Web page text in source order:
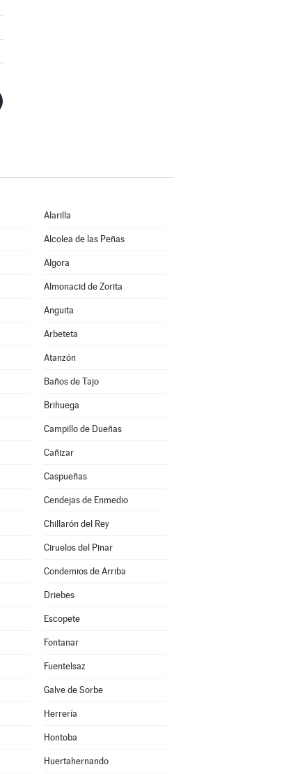
Alarilla
Alcolea de las Peñas
Algora
Almonacid de Zorita
Anguita
Arbeteta
Atanzón
Baños de Tajo
Brihuega
Campillo de Dueñas
Cañizar
Caspueñas
Cendejas de Enmedio
Chillarón del Rey
Ciruelos del Pinar
Condemios de Arriba
Driebes
Escopete
Fontanar
Fuentelsaz
Galve de Sorbe
Herrería
Hontoba
Huertahernando